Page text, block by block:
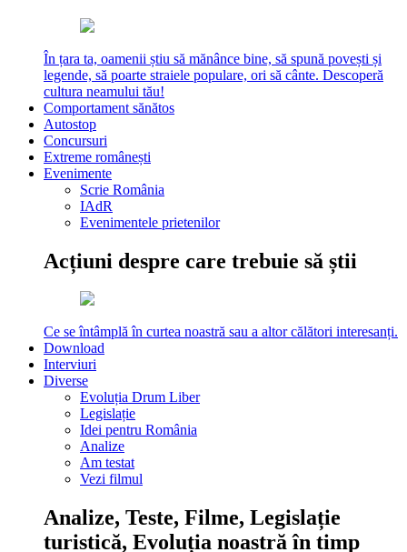
În țara ta, oamenii știu să mănânce bine, să spună povești și
legende, să poarte straiele populare, ori să cânte. Descoperă
cultura neamului tău!
Comportament sănătos
Autostop
Concursuri
Extreme românești
Evenimente
Scrie România
IAdR
Evenimentele prietenilor
Acțiuni despre care trebuie să știi
Ce se întâmplă în curtea noastră sau a altor călători interesanți.
Download
Interviuri
Diverse
Evoluția Drum Liber
Legislație
Idei pentru România
Analize
Am testat
Vezi filmul
Analize, Teste, Filme, Legislație
turistică, Evoluția noastră în timp